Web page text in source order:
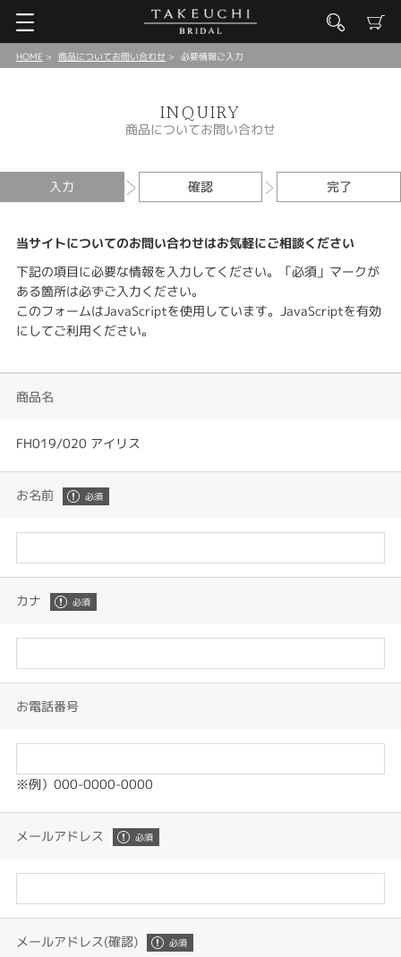
HOME 商品についてお問い合わせ 必要情報ご入力
INQUIRY
商品についてお問い合わせ
入力 確認 完了
当サイトについてのお問い合わせはお気軽にご相談ください
下記の項目に必要な情報を入力してください。「必須」マークが
ある箇所は必ずご入力ください。
このフォームはJavaScriptを使用しています。JavaScriptを有効
にしてご利用ください。
商品名
FH019/020 アイリス
お名前
カナ
お電話番号
※例）000-0000-0000
メールアドレス
メールアドレス(確認)